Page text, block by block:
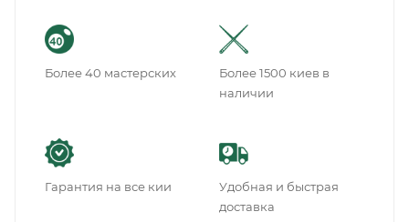
Более 40 мастерских
Более 1500 киев в
наличии
Гарантия на все кии
Удобная и быстрая
доставка